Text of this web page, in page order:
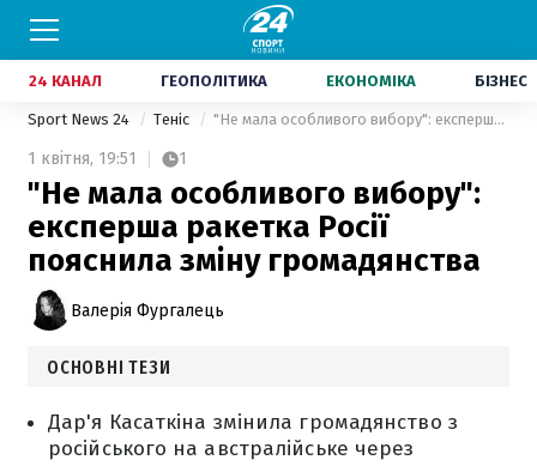
24 КАНАЛ ГЕОПОЛІТИКА ЕКОНОМІКА БІЗНЕС
Sport News 24 Теніс "Не мала особливого вибору": експерша ракетка Росії пояснила зміну громадянства
1 квітня, 19:51 1
"Не мала особливого вибору":
експерша ракетка Росії
пояснила зміну громадянства
Валерія Фургалець
ОСНОВНІ ТЕЗИ
Дар'я Касаткіна змінила громадянство з
російського на австралійське через